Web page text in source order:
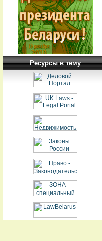
Ресурсы в тему